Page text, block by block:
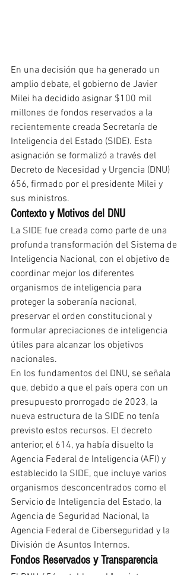
En una decisión que ha generado un
amplio debate, el gobierno de Javier
Milei ha decidido asignar $100 mil
millones de fondos reservados a la
recientemente creada Secretaría de
Inteligencia del Estado (SIDE). Esta
asignación se formalizó a través del
Decreto de Necesidad y Urgencia (DNU)
656, firmado por el presidente Milei y
sus ministros.
Contexto y Motivos del DNU
La SIDE fue creada como parte de una
profunda transformación del Sistema de
Inteligencia Nacional, con el objetivo de
coordinar mejor los diferentes
organismos de inteligencia para
proteger la soberanía nacional,
preservar el orden constitucional y
formular apreciaciones de inteligencia
útiles para alcanzar los objetivos
nacionales.
En los fundamentos del DNU, se señala
que, debido a que el país opera con un
presupuesto prorrogado de 2023, la
nueva estructura de la SIDE no tenía
previsto estos recursos. El decreto
anterior, el 614, ya había disuelto la
Agencia Federal de Inteligencia (AFI) y
establecido la SIDE, que incluye varios
organismos desconcentrados como el
Servicio de Inteligencia del Estado, la
Agencia de Seguridad Nacional, la
Agencia Federal de Ciberseguridad y la
División de Asuntos Internos.
Fondos Reservados y Transparencia